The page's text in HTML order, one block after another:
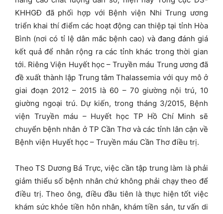
KHHGĐ đã phối hợp với Bệnh viện Nhi Trung ương
triển khai thí điểm các hoạt động can thiệp tại tỉnh Hòa
Bình (nơi có tỉ lệ dân mắc bệnh cao) và đang đánh giá
kết quả để nhân rộng ra các tỉnh khác trong thời gian
tới. Riêng Viện Huyết học – Truyền máu Trung ương đã
đề xuất thành lập Trung tâm Thalassemia với quy mô ở
giai đoạn 2012 – 2015 là 60 – 70 giường nội trú, 10
giường ngoại trú. Dự kiến, trong tháng 3/2015, Bệnh
viện Truyền máu – Huyết học TP Hồ Chí Minh sẽ
chuyển bệnh nhân ở TP Cần Thơ và các tỉnh lân cận về
Bệnh viện Huyết học – Truyền máu Cần Thơ điều trị.
Theo TS Dương Bá Trực, việc cần tập trung làm là phải
giảm thiểu số bệnh nhân chứ không phải chạy theo để
điều trị. Theo ông, điều đầu tiên là thực hiện tốt việc
khám sức khỏe tiền hôn nhân, khám tiền sản, tư vấn di